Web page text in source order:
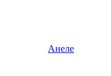
Анеле